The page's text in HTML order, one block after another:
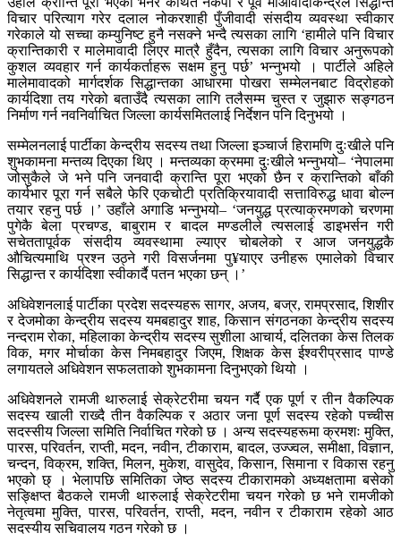
विचार परित्याग गरेर दलाल नोकरशाही पुँजीवादी संसदीय व्यवस्था स्वीकार
गरेकाले यो सच्चा कम्युनिष्ट हुनै नसक्ने भन्दै त्यसका लागि ‘हामीले पनि विचार
क्रान्तिकारी र मालेमावादी लिएर मात्रै हुँदैन, त्यसका लागि विचार अनुरूपको
कुशल व्यवहार गर्न कार्यकर्ताहरू सक्षम हुनु पर्छ’ भन्नुभयो । पार्टीले अहिले
मालेमावादको मार्गदर्शक सिद्धान्तका आधारमा पोखरा सम्मेलनबाट विद्रोहको
कार्यदिशा तय गरेको बताउँदै त्यसका लागि तलैसम्म चुस्त र जुझारु सङ्गठन
निर्माण गर्न नवनिर्वाचित जिल्ला कार्यसमितलाई निर्देशन पनि दिनुभयो ।
सम्मेलनलाई पार्टीका केन्द्रीय सदस्य तथा जिल्ला इञ्चार्ज हिरामणि दुःखीले पनि
शुभकामना मन्तव्य दिएका थिए । मन्तव्यका क्रममा दुःखीले भन्नुभयो– ‘नेपालमा
जोसुकैले जे भने पनि जनवादी क्रान्ति पूरा भएको छैन र क्रान्तिको बाँकी
कार्यभार पूरा गर्न सबैले फेरि एकचोटी प्रतिक्रियावादी सत्ताविरुद्ध धावा बोल्न
तयार रहनु पर्छ ।’ उहाँले अगाडि भन्नुभयो– ‘जनयुद्ध प्रत्याक्रमणको चरणमा
पुगेकै बेला प्रचण्ड, बाबुराम र बादल मण्डलीले त्यसलाई डाइभर्सन गरी
सचेततापूर्वक संसदीय व्यवस्थामा ल्याएर चोबलेको र आज जनयुद्धकै
औचित्यमाथि प्रश्न उठ्ने गरी विसर्जनमा पु¥याएर उनीहरू एमालेको विचार
सिद्धान्त र कार्यदिशा स्वीकार्दै पतन भएका छन् ।’
अधिवेशनलाई पार्टीका प्रदेश सदस्यहरू सागर, अजय, बज्र, रामप्रसाद, शिशीर
र देजमोका केन्द्रीय सदस्य यमबहादुर शाह, किसान संगठनका केन्द्रीय सदस्य
नन्दराम रोका, महिलाका केन्द्रीय सदस्य सुशीला आचार्य, दलितका केस तिलक
विक, मगर मोर्चाका केस निमबहादुर जिएम, शिक्षक केस ईश्वरीप्रसाद पाण्डे
लगायतले अधिवेशन सफलताको शुभकामना दिनुभएको थियो ।
अधिवेशनले रामजी थारुलाई सेक्रेटरीमा चयन गर्दै एक पूर्ण र तीन वैकल्पिक
सदस्य खाली राख्दै तीन वैकल्पिक र अठार जना पूर्ण सदस्य रहेको पच्चीस
सदस्सीय जिल्ला समिति निर्वाचित गरेको छ । अन्य सदस्यहरूमा क्रमशः मुक्ति,
पारस, परिवर्तन, राप्ती, मदन, नवीन, टीकाराम, बादल, उज्ज्वल, समीक्षा, विज्ञान,
चन्दन, विक्रम, शक्ति, मिलन, मुकेश, वासुदेव, किसान, सिमाना र विकास रहनु
भएको छ् । भेलापछि समितिका जेष्ठ सदस्य टीकारामको अध्यक्षतामा बसेको
सङ्क्षिप्त बैठकले रामजी थारुलाई सेक्रेटरीमा चयन गरेको छ भने रामजीको
नेतृत्वमा मुक्ति, पारस, परिवर्तन, राप्ती, मदन, नवीन र टीकाराम रहेको आठ
सदस्यीय सचिवालय गठन गरेको छ ।